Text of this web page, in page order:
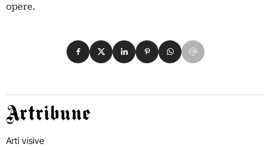
opere.
Condividi su Facebook
Condividi su X
Condividi su LinkedIn
Condividi su Pinterest
Condividi su WhatsApp
Condividi su Email
Artribune
Arti visive